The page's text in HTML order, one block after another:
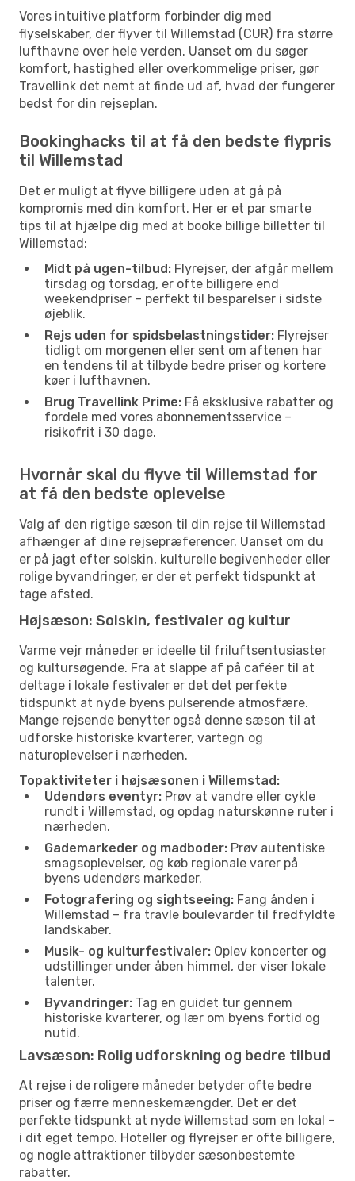
Vores intuitive platform forbinder dig med
flyselskaber, der flyver til Willemstad (CUR) fra større
lufthavne over hele verden. Uanset om du søger
komfort, hastighed eller overkommelige priser, gør
Travellink det nemt at finde ud af, hvad der fungerer
bedst for din rejseplan.
Bookinghacks til at få den bedste flypris
til Willemstad
Det er muligt at flyve billigere uden at gå på
kompromis med din komfort. Her er et par smarte
tips til at hjælpe dig med at booke billige billetter til
Willemstad:
Midt på ugen-tilbud: Flyrejser, der afgår mellem
tirsdag og torsdag, er ofte billigere end
weekendpriser – perfekt til besparelser i sidste
øjeblik.
Rejs uden for spidsbelastningstider: Flyrejser
tidligt om morgenen eller sent om aftenen har
en tendens til at tilbyde bedre priser og kortere
køer i lufthavnen.
Brug Travellink Prime: Få eksklusive rabatter og
fordele med vores abonnementsservice –
risikofrit i 30 dage.
Hvornår skal du flyve til Willemstad for
at få den bedste oplevelse
Valg af den rigtige sæson til din rejse til Willemstad
afhænger af dine rejsepræferencer. Uanset om du
er på jagt efter solskin, kulturelle begivenheder eller
rolige byvandringer, er der et perfekt tidspunkt at
tage afsted.
Højsæson: Solskin, festivaler og kultur
Varme vejr måneder er ideelle til friluftsentusiaster
og kultursøgende. Fra at slappe af på caféer til at
deltage i lokale festivaler er det det perfekte
tidspunkt at nyde byens pulserende atmosfære.
Mange rejsende benytter også denne sæson til at
udforske historiske kvarterer, vartegn og
naturoplevelser i nærheden.
Topaktiviteter i højsæsonen i Willemstad:
Udendørs eventyr: Prøv at vandre eller cykle
rundt i Willemstad, og opdag naturskønne ruter i
nærheden.
Gademarkeder og madboder: Prøv autentiske
smagsoplevelser, og køb regionale varer på
byens udendørs markeder.
Fotografering og sightseeing: Fang ånden i
Willemstad – fra travle boulevarder til fredfyldte
landskaber.
Musik- og kulturfestivaler: Oplev koncerter og
udstillinger under åben himmel, der viser lokale
talenter.
Byvandringer: Tag en guidet tur gennem
historiske kvarterer, og lær om byens fortid og
nutid.
Lavsæson: Rolig udforskning og bedre tilbud
At rejse i de roligere måneder betyder ofte bedre
priser og færre menneskemængder. Det er det
perfekte tidspunkt at nyde Willemstad som en lokal –
i dit eget tempo. Hoteller og flyrejser er ofte billigere,
og nogle attraktioner tilbyder sæsonbestemte
rabatter.